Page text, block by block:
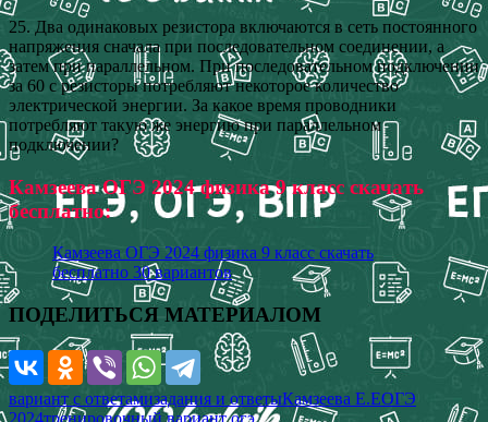
25. Два одинаковых резистора включаются в сеть постоянного
напряжения сначала при последовательном соединении, а
затем при параллельном. При последовательном подключении
за 60 с резисторы потребляют некоторое количество
электрической энергии. За какое время проводники
потребляют такую же энергию при параллельном
подключении?
Камзеева ОГЭ 2024 физика 9 класс скачать
бесплатно:
Камзеева ОГЭ 2024 физика 9 класс скачать
бесплатно 30 вариантов
ПОДЕЛИТЬСЯ МАТЕРИАЛОМ
вариант с ответамизадания и ответыКамзеева Е.ЕОГЭ
2024тренировочный вариант огэ